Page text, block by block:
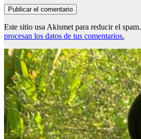
Este sitio usa Akismet para reducir el spam.
procesan los datos de tus comentarios.